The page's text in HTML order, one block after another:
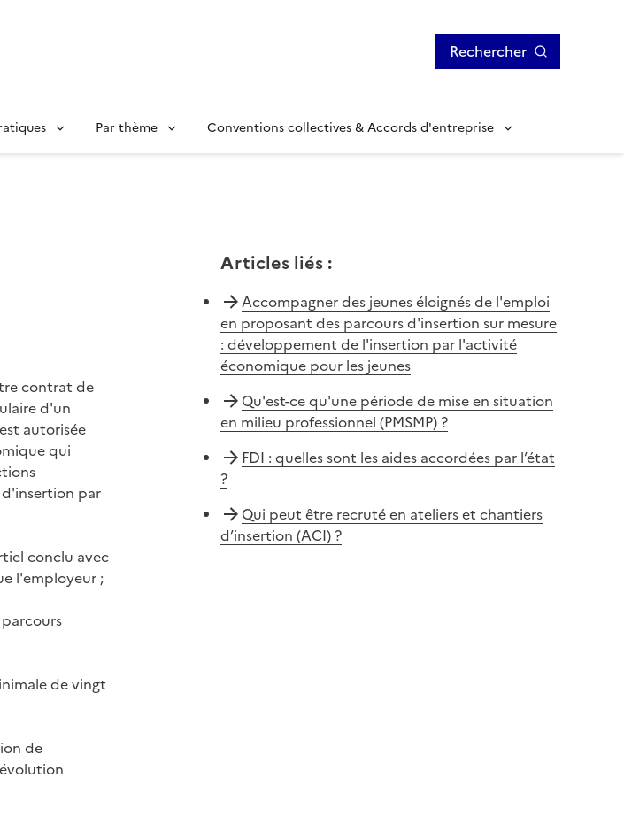
Rechercher
Par thème Conventions collectives & Accords d'entreprise
contrat de
d'un
autorisée
qui
par
conclu avec
l'employeur ;
de vingt
de
Articles liés:
Accompagner des jeunes éloignés de l'emploi
en proposant des parcours d'insertion sur mesure
: développement de l'insertion par l'activité
économique pour les jeunes
Qu'est-ce qu'une période de mise en situation
en milieu professionnel (PMSMP) ?
FDI : quelles sont les aides accordées par l’état
?
Qui peut être recruté en ateliers et chantiers
d’insertion (ACI) ?